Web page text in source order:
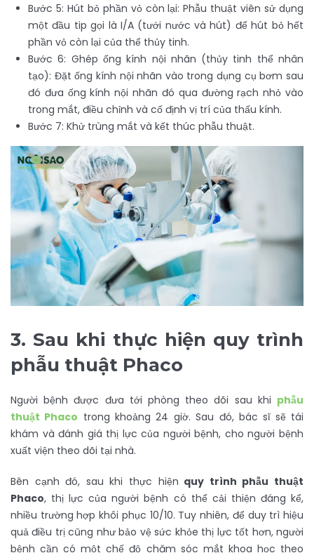
Bước 5: Hút bỏ phần vỏ còn lại: Phẫu thuật viên sử dụng
một đầu tip gọi là I/A (tưới nước và hút) để hút bỏ hết
phần vỏ còn lại của thể thủy tinh.
Bước 6: Ghép ống kính nội nhãn (thủy tinh thể nhân
tạo): Đặt ống kính nội nhãn vào trong dụng cụ bơm sau
đó đưa ống kính nội nhãn đó qua đường rạch nhỏ vào
trong mắt, điều chỉnh và cố định vị trí của thấu kính.
Bước 7: Khử trùng mắt và kết thúc phẫu thuật.
3.Sau khi thực hiện quy trình
phẫu thuật Phaco
Người bệnh được đưa tới phòng theo dõi sau khi phẫu
thuật Phaco trong khoảng 24 giờ. Sau đó, bác sĩ sẽ tái
khám và đánh giá thị lực của người bệnh, cho người bệnh
xuất viện theo dõi tại nhà.
Bên cạnh đó, sau khi thực hiện quy trình phẫu thuật
Phaco, thị lực của người bệnh có thể cải thiện đáng kể,
nhiều trường hợp khôi phục 10/10. Tuy nhiên, để duy trì hiệu
quả điều trị cũng như bảo vệ sức khỏe thị lực tốt hơn, người
bệnh cần có một chế độ chăm sóc mắt khoa học theo